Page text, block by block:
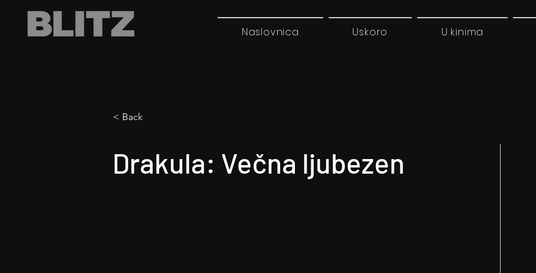
Naslovnica Uskoro U kinima
< Back
Drakula: Večna ljubezen